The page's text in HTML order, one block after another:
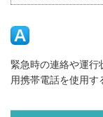
緊急時の連絡や運行
用携帯電話を使用す